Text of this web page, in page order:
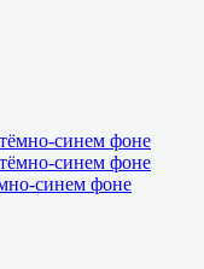
синем фоне